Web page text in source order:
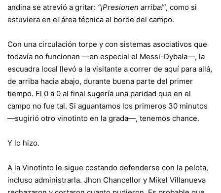
andina se atrevió a gritar: “¡Presionen arriba!”, como si
estuviera en el área técnica al borde del campo.
Con una circulación torpe y con sistemas asociativos que
todavía no funcionan —en especial el Messi-Dybala—, la
escuadra local llevó a la visitante a correr de aquí para allá,
de arriba hacia abajo, durante buena parte del primer
tiempo. El 0 a 0 al final sugería una paridad que en el
campo no fue tal. Si aguantamos los primeros 30 minutos
—sugirió otro vinotinto en la grada—, tenemos chance.
Y lo hizo.
A la Vinotinto le sigue costando defenderse con la pelota,
incluso administrarla. Jhon Chancellor y Mikel Villanueva